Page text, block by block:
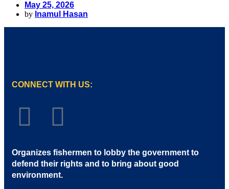
May 25, 2026
by Inamul Hasan
CONNECT WITH US:
Organizes fishermen to lobby the government to
defend their rights and to bring about good
environment.